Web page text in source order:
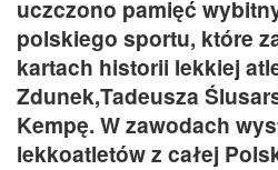
uczczono pamięć
polskiego sportu, które
kartach historii lekkiej
Zdunek,Tadeusza
Kempę. W zawodach
lekkoatletów z całej